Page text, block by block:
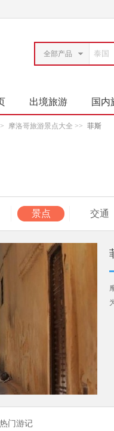
全部产品
出境旅游 国内
摩洛哥旅游景点大全 >> 菲斯
景点 交通
热门游记